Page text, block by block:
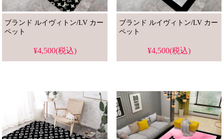
ブランド ルイヴィトン/LV カー
ペット
¥4,500(税込)
ブランド ルイヴィトン/LV カー
ペット
¥4,500(税込)